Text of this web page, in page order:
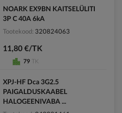
NOARK EX9BN KAITSELÜLITI
3P C 40A 6kA
Tootekood 320824063
11,80 €/TK
79 TK
XPJ-HF Dca 3G2.5
PAIGALDUSKAABEL
HALOGEENIVABA ...